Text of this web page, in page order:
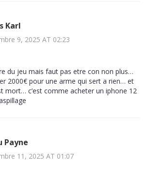
Karl
9, 2025 AT 02:23
du jeu mais faut pas etre con non plus…
2000€ pour une arme qui sert a rien… et
mort… c’est comme acheter un iphone 12
Payne
11, 2025 AT 01:07